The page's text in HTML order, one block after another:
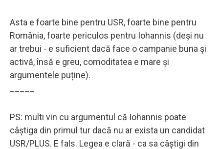
Asta e foarte bine pentru USR, foarte bine pentru
România, foarte periculos pentru Iohannis (deși nu
ar trebui - e suficient dacă face o campanie buna și
activă, însă e greu, comoditatea e mare și
argumentele puține).
PS: multi vin cu argumentul că Iohannis poate
câștiga din primul tur dacă nu ar exista un candidat
USR/PLUS. E fals. Legea e clară - ca sa câștigi din